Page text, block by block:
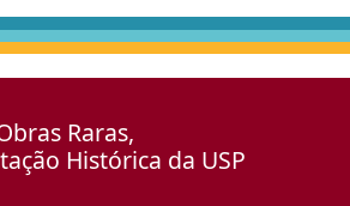
Raras,
Histórica da USP